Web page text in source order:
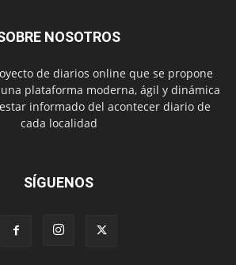
NOSOTROS
de diarios online que se propone
plataforma moderna, ágil y dinámica
informado del acontecer diario de
cada localidad
SÍGUENOS